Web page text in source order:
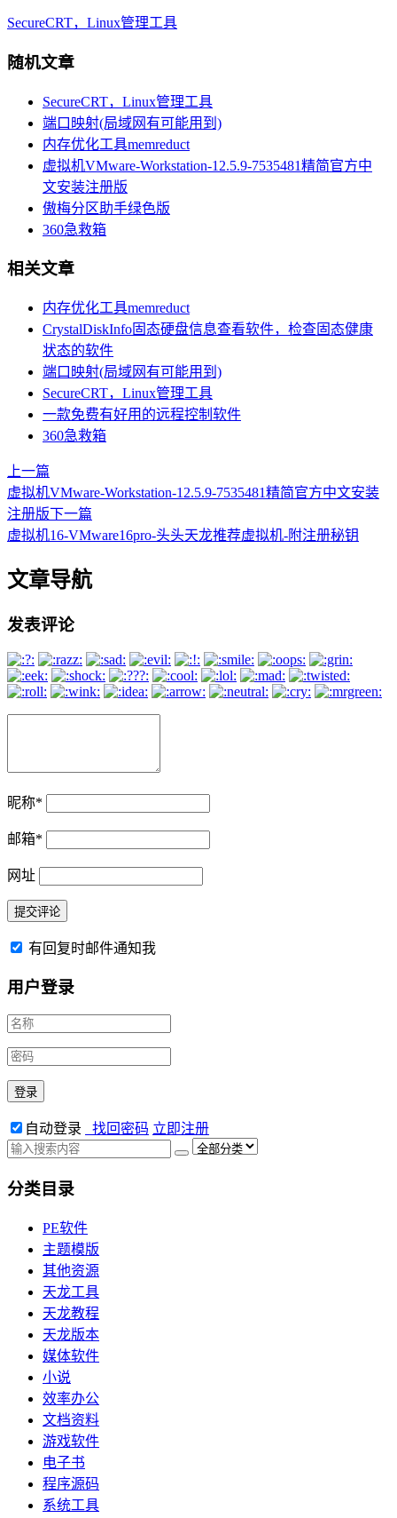
SecureCRT，Linux管理工具
随机文章
SecureCRT，Linux管理工具
端口映射(局域网有可能用到)
内存优化工具memreduct
虚拟机VMware-Workstation-12.5.9-7535481精简官方中
文安装注册版
傲梅分区助手绿色版
360急救箱
相关文章
内存优化工具memreduct
CrystalDiskInfo固态硬盘信息查看软件，检查固态健康
状态的软件
端口映射(局域网有可能用到)
SecureCRT，Linux管理工具
一款免费有好用的远程控制软件
360急救箱
上一篇
虚拟机VMware-Workstation-12.5.9-7535481精简官方中文安装
注册版下一篇
虚拟机16-VMware16pro-头头天龙推荐虚拟机-附注册秘钥
文章导航
发表评论
昵称*
邮箱*
网址
有回复时邮件通知我
用户登录
自动登录 找回密码 立即注册
分类目录
PE软件
主题模版
其他资源
天龙工具
天龙教程
天龙版本
媒体软件
小说
效率办公
文档资料
游戏软件
电子书
程序源码
系统工具